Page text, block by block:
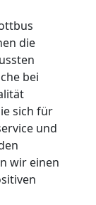
die
bei
sich für
und
wir einen